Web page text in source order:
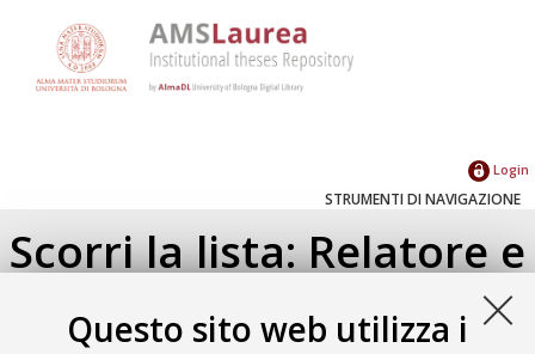
Questo sito web utilizza i
Login
STRUMENTI DI NAVIGAZIONE
Scorri la lista: Relatore e
Correlatore